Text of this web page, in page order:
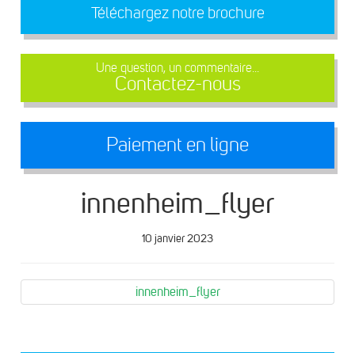
Téléchargez notre brochure
Une question, un commentaire...
Contactez-nous
Paiement en ligne
innenheim_flyer
10 janvier 2023
innenheim_flyer